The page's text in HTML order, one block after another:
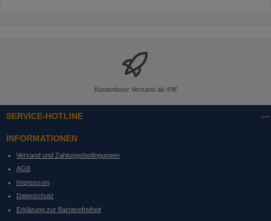
Kostenloser Versand ab 49€
SERVICE-HOTLINE
INFORMATIONEN
Versand und Zahlungsbedingungen
AGB
Impressum
Datenschutz
Erklärung zur Barrierefreiheit